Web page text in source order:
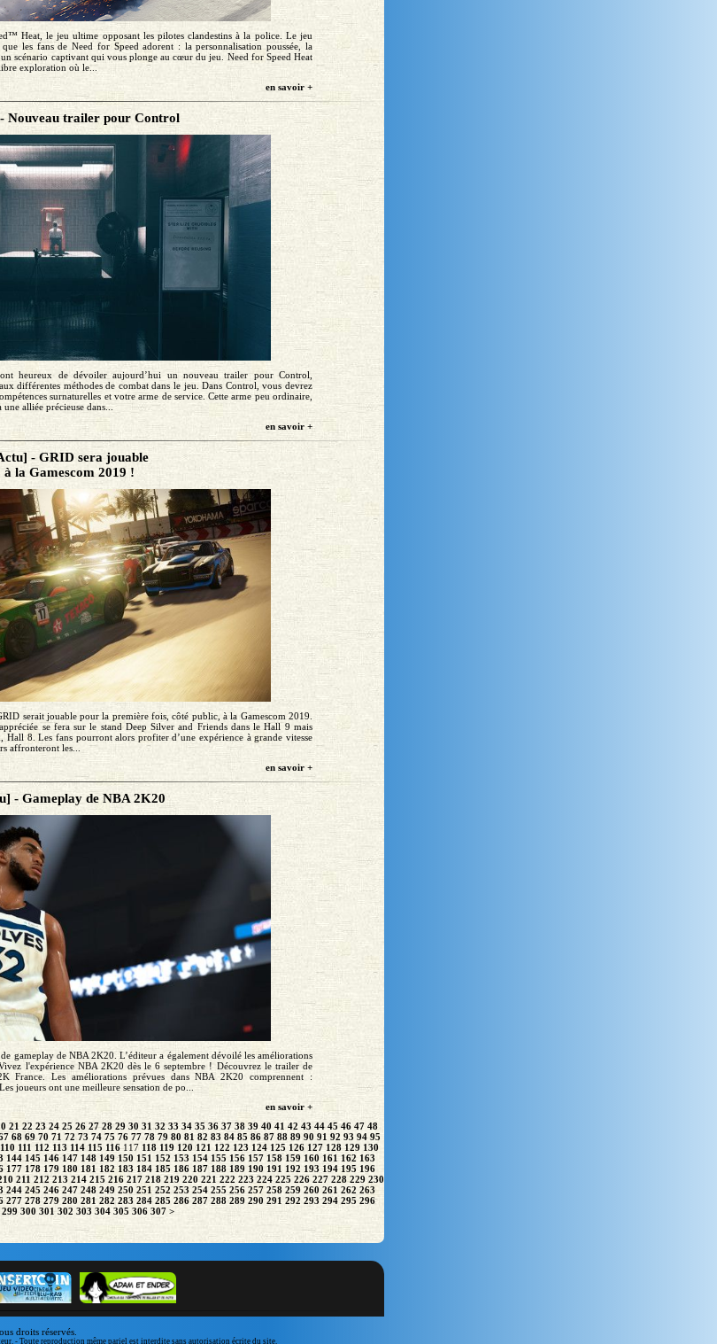
Heat, le jeu ultime opposant les pilotes clandestins à la police. Le jeu
les fans de Need for Speed adorent : la personnalisation poussée, la
scénario captivant qui vous plonge au cœur du jeu. Need for Speed Heat
exploration où le...
en savoir +
Nouveau trailer pour Control
heureux de dévoiler aujourd’hui un nouveau trailer pour Control,
différentes méthodes de combat dans le jeu. Dans Control, vous devrez
surnaturelles et votre arme de service. Cette arme peu ordinaire,
alliée précieuse dans...
en savoir +
- GRID sera jouable
à la Gamescom 2019 !
serait jouable pour la première fois, côté public, à la Gamescom 2019.
se fera sur le stand Deep Silver and Friends dans le Hall 9 mais
Hall 8. Les fans pourront alors profiter d’une expérience à grande vitesse
affronteront les...
en savoir +
- Gameplay de NBA 2K20
gameplay de NBA 2K20. L’éditeur a également dévoilé les améliorations
l'expérience NBA 2K20 dès le 6 septembre ! Découvrez le trailer de
France. Les améliorations prévues dans NBA 2K20 comprennent :
joueurs ont une meilleure sensation de po...
en savoir +
21 22 23 24 25 26 27 28 29 30 31 32 33 34 35 36 37 38 39 40 41 42 43 44 45 46 47 48
68 69 70 71 72 73 74 75 76 77 78 79 80 81 82 83 84 85 86 87 88 89 90 91 92 93 94 95
110 111 112 113 114 115 116117 118 119 120 121 122 123 124 125 126 127 128 129 130
144 145 146 147 148 149 150 151 152 153 154 155 156 157 158 159 160 161 162 163
177 178 179 180 181 182 183 184 185 186 187 188 189 190 191 192 193 194 195 196
211 212 213 214 215 216 217 218 219 220 221 222 223 224 225 226 227 228 229 230
244 245 246 247 248 249 250 251 252 253 254 255 256 257 258 259 260 261 262 263
277 278 279 280 281 282 283 284 285 286 287 288 289 290 291 292 293 294 295 296
299 300 301 302 303 304 305 306 307 >
droits réservés.
- Toute reproduction même pariel est interdite sans autorisation écrite du site.